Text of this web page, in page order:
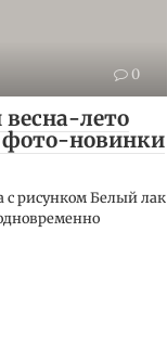
0
лето
фото-новинки
рисунком Белый лак